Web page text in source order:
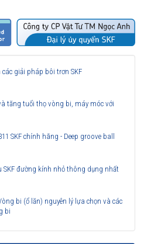
các giải pháp bôi trơn SKF
tăng tuổi thọ vòng bi, máy móc với
SKF chính hãng - Deep groove ball
SKF đường kính nhỏ thông dụng nhất
bi (ổ lăn) nguyên lý lựa chọn và các
bi